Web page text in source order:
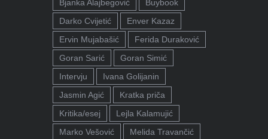
Bjanka Alajbegović
Buybook
Darko Cvijetić
Enver Kazaz
Ervin Mujabašić
Ferida Duraković
Goran Sarić
Goran Simić
Intervju
Ivana Golijanin
Jasmin Agić
Kratka priča
Kritika/esej
Lejla Kalamujić
Marko Vešović
Melida Travančić